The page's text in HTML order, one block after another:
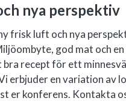
nya perspektiv
frisk luft och nya
god mat och
recept för ett
erbjuder en variation av
er konferens. Kontakta